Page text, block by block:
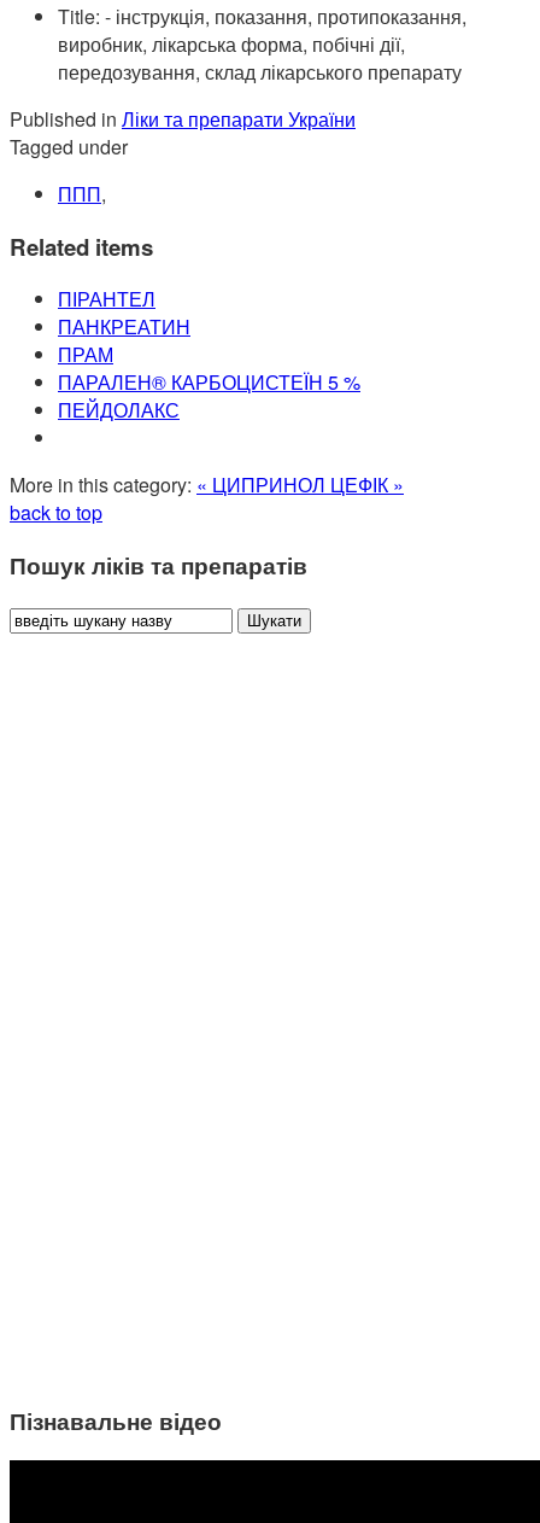
Title: - інструкція, показання, протипоказання,
виробник, лікарська форма, побічні дії,
передозування, склад лікарського препарату
Published in Ліки та препарати України
Tagged under
ППП,
Related items
ПІРАНТЕЛ
ПАНКРЕАТИН
ПРАМ
ПАРАЛЕН® КАРБОЦИСТЕЇН 5 %
ПЕЙДОЛАКС
More in this category: « ЦИПРИНОЛ ЦЕФІК »
back to top
Пошук ліків та препаратів
Пізнавальне відео